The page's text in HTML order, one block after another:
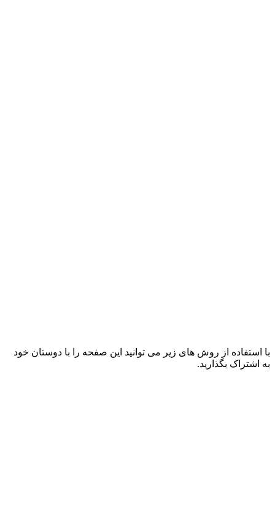
با استفاده از روش های زیر می توانید این صفحه را با دوستان خود
به اشتراک بگذارید.